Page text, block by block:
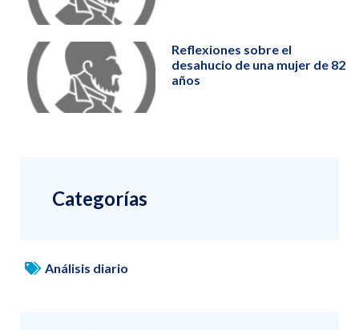
Reflexiones sobre el
desahucio de una mujer de 82
años
Categorías
Análisis diario